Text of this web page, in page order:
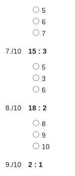
5
6
7
15 : 3
5
3
6
18 : 2
8
9
10
2 : 1